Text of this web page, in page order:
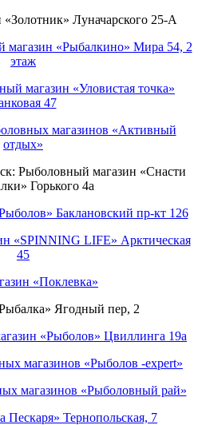
Луначарского 25-А
магазин «Рыбалкино» Мира 54, 2
этаж
магазин «Уловистая точка»
47
магазинов «Активный
отдых»
Рыболовный магазин «Снасти
Горького 4а
Баклановский пр-кт 126
«SPINNING LIFE» Арктическая
45
«Поклевка»
Ягодный пер, 2
«Рыболов» Цвиллинга 19а
магазинов «Рыболов -expert»
магазинов «Рыболовный рай»
Пескаря» Тернопольская, 7